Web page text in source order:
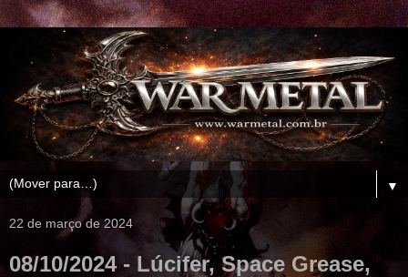
▼
22 de março de 2024
08/10/2024 - Lúcifer, Space Grease,